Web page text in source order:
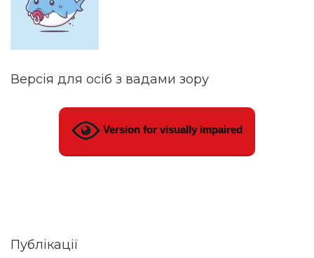
Версія для осіб з вадами зору
Version for visually impaired
Публікації